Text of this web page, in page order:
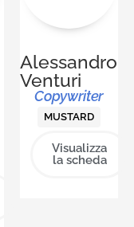
Alessandro
Venturi
Copywriter
MUSTARD
Visualizza
la scheda